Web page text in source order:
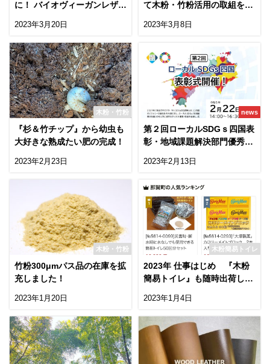
に！ バイオヴィーガンレザー
2023年3月20日
て木粉・竹粉活用の取組をプ
2023年3月8日
木粉・竹粉
『杉＆竹チップ』から幼虫も
大好きな熟成たい肥の完成！
2023年2月23日
news
第２回ローカルSDGｓ四国表
彰・地域課題解決部門優秀賞
2023年2月13日
木粉・竹粉
竹粉300μmパス品の在庫を拡
充しました！
2023年1月20日
木粉簡易トイレ
2023年 仕事はじめ 『木粉
簡易トイレ』も随時出荷しま
2023年1月4日